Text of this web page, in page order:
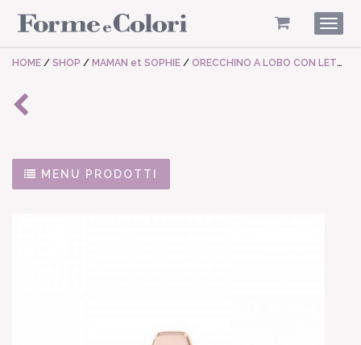
HOME / SHOP / MAMAN et SOPHIE / ORECCHINO A LOBO CON LETTERA
MENU PRODOTTI